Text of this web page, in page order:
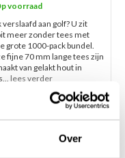
Over
voorraad
verslaafd aan golf? U zit
meer zonder tees met
grote 1000-pack bundel.
fijne 70 mm lange tees zijn
van gelakt hout in
lees verder